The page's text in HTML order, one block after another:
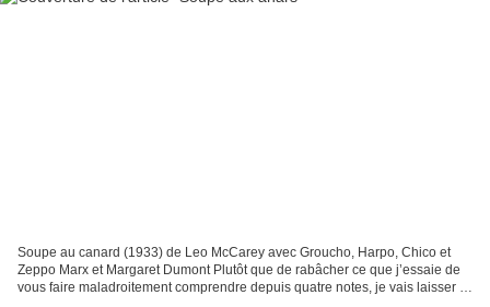
Soupe au canard (1933) de Leo McCarey avec Groucho, Harpo, Chico et
Zeppo Marx et Margaret Dumont Plutôt que de rabâcher ce que j’essaie de
vous faire maladroitement comprendre depuis quatre notes, je vais laisser la